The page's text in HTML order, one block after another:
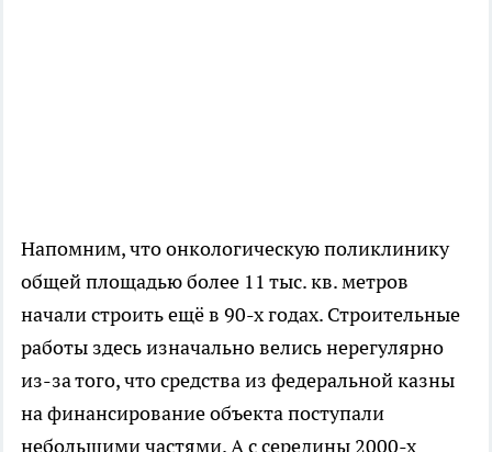
Напомним, что онкологическую поликлинику
общей площадью более 11 тыс. кв. метров
начали строить ещё в 90-х годах. Строительные
работы здесь изначально велись нерегулярно
из-за того, что средства из федеральной казны
на финансирование объекта поступали
небольшими частями. А с середины 2000-х